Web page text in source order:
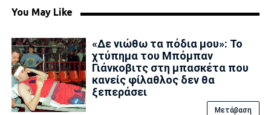
You May Like
«Δε νιώθω τα πόδια μου»: Το
χτύπημα του Μπόμπαν
Γιάνκοβιτς στη μπασκέτα που
κανείς φίλαθλος δεν θα
ξεπεράσει
Μετάβαση